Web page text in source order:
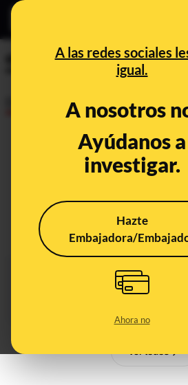
A las redes sociales
igual.
A nosotros
Ayúdanos a
investigar.
Hazte
Embajadora/
Ahora no
encuesta electoral
La falsa encuesta
inventada empresa 'JP
da la victoria al PP por
Ver todos